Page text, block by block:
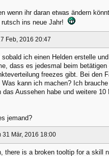
wenn ihr daran etwas ändern
ins neue Jahr!
Feb, 2016 20:47
ich einen Helden erstelle
dass es jedesmal beim betätigen
freezes gibt. Bei den
Was kann ich machen? Ich
Aussehen habe und weitere 10
jemand?
31 Mär, 2016 18:00
there is a broken tooltip for a skill